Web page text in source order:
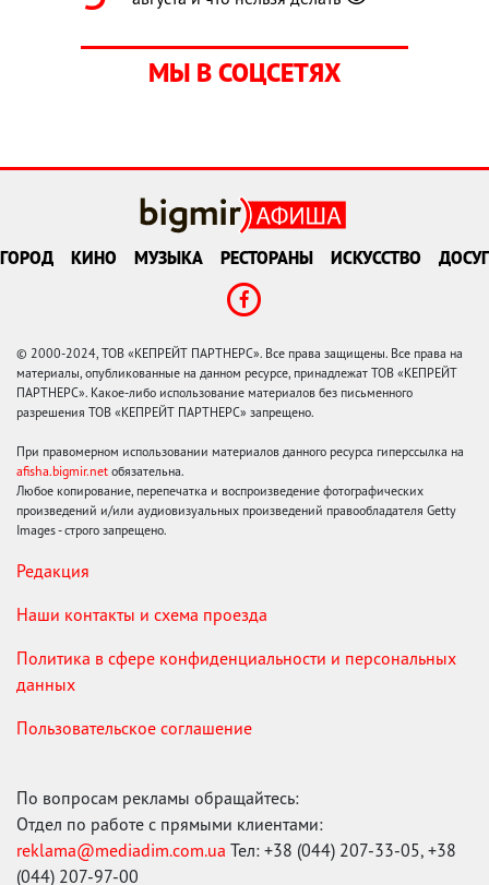
МЫ В СОЦСЕТЯХ
ГОРОД КИНО МУЗЫКА РЕСТОРАНЫ ИСКУССТВО ДОСУГ
© 2000-2024, ТОВ «КЕПРЕЙТ ПАРТНЕРС». Все права защищены. Все права на
материалы, опубликованные на данном ресурсе, принадлежат ТОВ «КЕПРЕЙТ
ПАРТНЕРС». Какое-либо использование материалов без письменного
разрешения ТОВ «КЕПРЕЙТ ПАРТНЕРС» запрещено.
При правомерном использовании материалов данного ресурса гиперссылка на
afisha.bigmir.net обязательна.
Любое копирование, перепечатка и воспроизведение фотографических
произведений и/или аудиовизуальных произведений правообладателя Getty
Images - строго запрещено.
Редакция
Наши контакты и схема проезда
Политика в сфере конфиденциальности и персональных
данных
Пользовательское соглашение
По вопросам рекламы обращайтесь:
Отдел по работе с прямыми клиентами:
reklama@mediadim.com.ua Тел: +38 (044) 207-33-05, +38
(044) 207-97-00